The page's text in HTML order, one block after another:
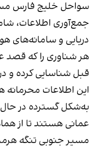
سواحل خلیج فارس
جمع‌آوری اطلاعات،
دریایی و سامانه‌های
هر شناوری را که قصد
قبل شناسایی کرده و
این اطلاعات
به‌شکل گسترده در حال
عمانی هستند تا از
مسیر جنوبی تنگه